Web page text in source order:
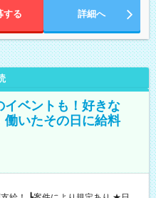
する 詳細へ
イベントも！好きな
いたその日に給料